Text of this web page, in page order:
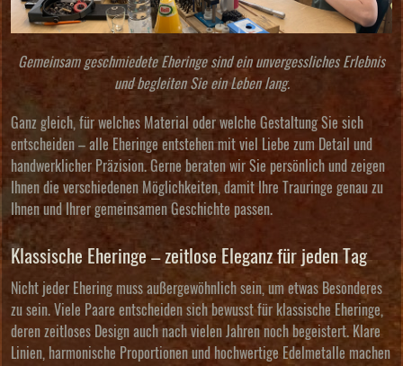
Gemeinsam geschmiedete Eheringe sind ein unvergessliches Erlebnis
und begleiten Sie ein Leben lang.
Ganz gleich, für welches Material oder welche Gestaltung Sie sich
entscheiden – alle Eheringe entstehen mit viel Liebe zum Detail und
handwerklicher Präzision. Gerne beraten wir Sie persönlich und zeigen
Ihnen die verschiedenen Möglichkeiten, damit Ihre Trauringe genau zu
Ihnen und Ihrer gemeinsamen Geschichte passen.
Klassische Eheringe – zeitlose Eleganz für jeden Tag
Nicht jeder Ehering muss außergewöhnlich sein, um etwas Besonderes
zu sein. Viele Paare entscheiden sich bewusst für klassische Eheringe,
deren zeitloses Design auch nach vielen Jahren noch begeistert. Klare
Linien, harmonische Proportionen und hochwertige Edelmetalle machen